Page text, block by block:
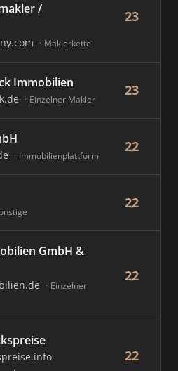
/
Maklerkette
23
Immobilien
Einzelner Makler
23
Immobilienplattform
22
22
GmbH &
Einzelner
22
22